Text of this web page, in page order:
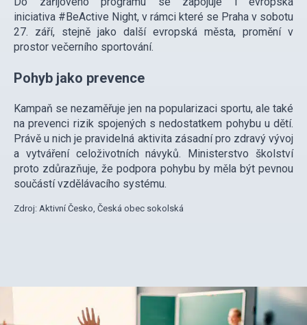
iniciativa #BeActive Night, v rámci které se Praha v sobotu
27. září, stejně jako další evropská města, promění v
prostor večerního sportování.
Pohyb jako prevence
Kampaň se nezaměřuje jen na popularizaci sportu, ale také
na prevenci rizik spojených s nedostatkem pohybu u dětí.
Právě u nich je pravidelná aktivita zásadní pro zdravý vývoj
a vytváření celoživotních návyků. Ministerstvo školství
proto zdůrazňuje, že podpora pohybu by měla být pevnou
součástí vzdělávacího systému.
Zdroj: Aktivní Česko, Česká obec sokolská